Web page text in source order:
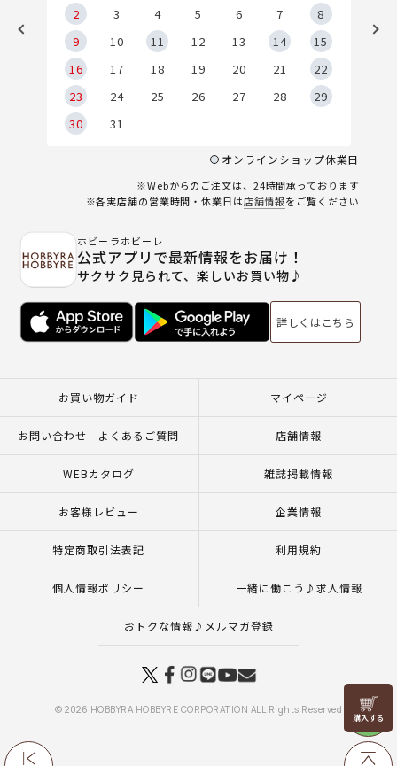
リリヤン
フェア
2
3 4 5 6 7
8
9
10 11 12 13 14
15
16
17 18 19 20 21
22
23
24 25 26 27 28
29
30
31
オンラインショップ休業日
※Webからのご注文は、24時間承っております
※各実店舗の営業時間・休業日は店舗情報をご覧ください
ホビーラホビーレ
公式アプリで最新情報をお届け！
サクサク見られて、楽しいお買い物♪
詳しくはこちら
お買い物ガイド マイページ
お問い合わせ - よくあるご質問 店舗情報
WEBカタログ 雑誌掲載情報
お客様レビュー 企業情報
特定商取引法表記 利用規約
個人情報ポリシー 一緒に働こう♪求人情報
おトクな情報♪メルマガ登録
© 2026 HOBBYRA HOBBYRE CORPORATION ALL Rights Reserved